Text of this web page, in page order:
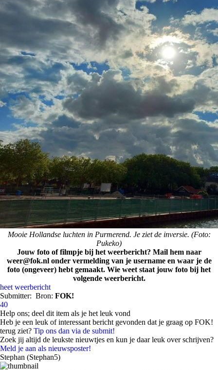
Mooie Hollandse luchten in Purmerend. Je ziet de inversie. (Foto:
Pukeko)
Jouw foto of filmpje bij het weerbericht? Mail hem naar
weer@fok.nl onder vermelding van je username en waar je de
foto (ongeveer) hebt gemaakt. Wie weet staat jouw foto bij het
volgende weerbericht.
heet weerbericht
Submitter: Bron: FOK!
40
Help ons; deel dit item als je het leuk vond
Heb je een leuk of interessant bericht gevonden dat je graag op FOK!
terug ziet? Tip ons dan via de submit!
Zoek jij altijd de leukste nieuwtjes en kun je daar leuk over schrijven?
Meld je aan als nieuwsposter!
Stephan (Stephan5)